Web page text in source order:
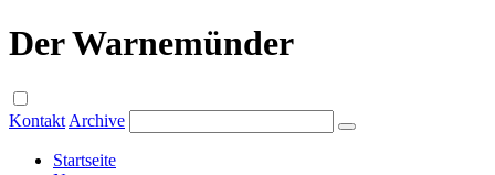
Der Warnemünder
Kontakt Archive
Startseite